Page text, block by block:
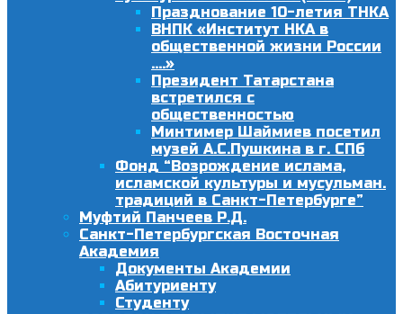
Празднование 10-летия ТНКА
ВНПК «Институт НКА в
общественной жизни России
….»
Президент Татарстана
встретился с
общественностью
Минтимер Шаймиев посетил
музей А.С.Пушкина в г. СПб
Фонд “Возрождение ислама,
исламской культуры и мусульман.
традиций в Санкт-Петербурге”
Муфтий Панчеев Р.Д.
Санкт-Петербургская Восточная
Академия
Документы Академии
Абитуриенту
Студенту